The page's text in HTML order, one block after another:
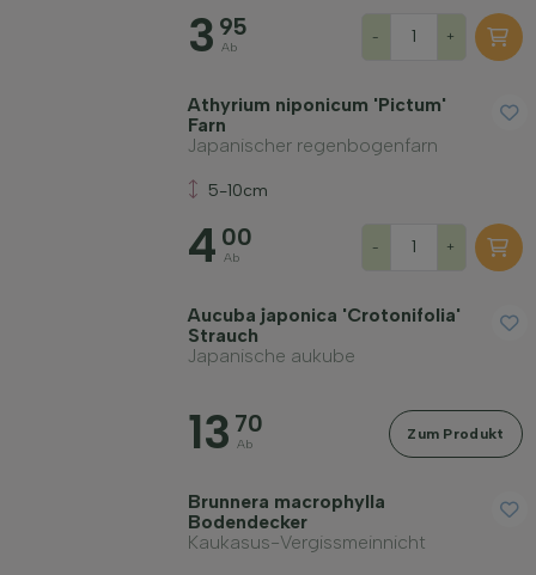
3 95
Ab
- +
Athyrium niponicum 'Pictum'
Farn
Japanischer regenbogenfarn
5-10cm
4 00
Ab
- +
Aucuba japonica 'Crotonifolia'
Strauch
Japanische aukube
13 70
Ab
Zum Produkt
Brunnera macrophylla
Bodendecker
Kaukasus-Vergissmeinnicht